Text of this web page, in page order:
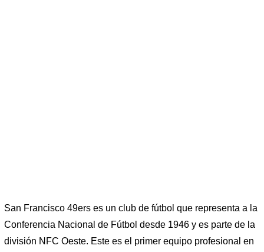
San Francisco 49ers es un club de fútbol que representa a la
Conferencia Nacional de Fútbol desde 1946 y es parte de la
división NFC Oeste. Este es el primer equipo profesional en